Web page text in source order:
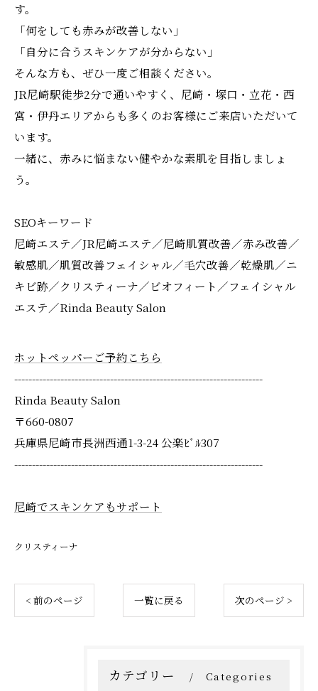
す。
「何をしても赤みが改善しない」
「自分に合うスキンケアが分からない」
そんな方も、ぜひ一度ご相談ください。
JR尼崎駅徒歩2分で通いやすく、尼崎・塚口・立花・西
宮・伊丹エリアからも多くのお客様にご来店いただいて
います。
一緒に、赤みに悩まない健やかな素肌を目指しましょ
う。
SEOキーワード
尼崎エステ／JR尼崎エステ／尼崎肌質改善／赤み改善／
敏感肌／肌質改善フェイシャル／毛穴改善／乾燥肌／ニ
キビ跡／クリスティーナ／ビオフィート／フェイシャル
エステ／Rinda Beauty Salon
ホットペッパーご予約こちら
----------------------------------------------------------------------
Rinda Beauty Salon
〒660-0807
兵庫県尼崎市長洲西通1-3-24 公楽ﾋﾞﾙ307
----------------------------------------------------------------------
尼崎でスキンケアもサポート
クリスティーナ
< 前のページ 一覧に戻る 次のページ >
カテゴリー Categories